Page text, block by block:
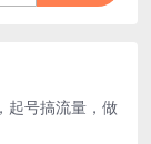
起号搞流量，做